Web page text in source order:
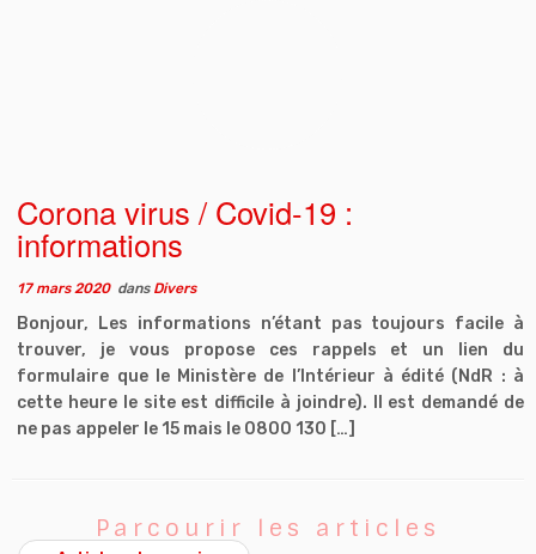
Corona virus / Covid-19 :
informations
17 mars 2020dans Divers
Bonjour, Les informations n’étant pas toujours facile à
trouver, je vous propose ces rappels et un lien du
formulaire que le Ministère de l’Intérieur à édité (NdR : à
cette heure le site est difficile à joindre). Il est demandé de
ne pas appeler le 15 mais le 0800 130 […]
Parcourir les articles